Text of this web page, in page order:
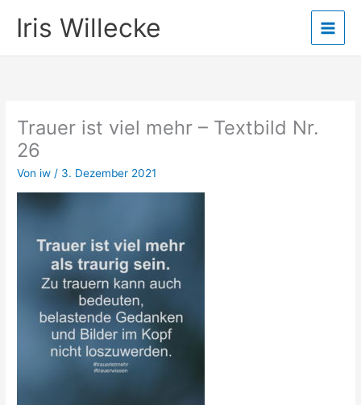
InhaltIris Willecke
Trauer ist viel mehr – Textbild Nr.
26
Von iw / 3. Dezember 2021